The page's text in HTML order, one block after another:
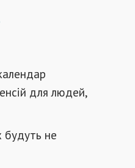
для людей,
будуть не